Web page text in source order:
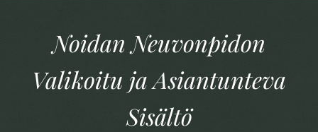
Noidan Neuvonpidon
Valikoitu ja Asiantunteva
Sisältö